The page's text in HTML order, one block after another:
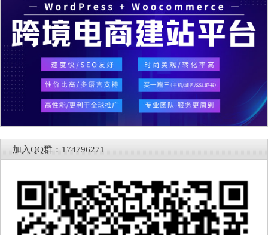
加入QQ群：174796271